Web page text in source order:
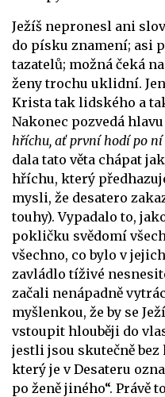
Ježíš nepronesl ani
do písku znamení; asi
tazatelů; možná čeká
ženy trochu uklidní.
Krista tak lidského a
Nakonec pozvedá
hříchu, ať první hodí po
dala tato věta chápat
hříchu, který
mysli, že desatero
touhy). Vypadalo to,
pokličku svědomí
všechno, co bylo v
zavládlo tíživé
začali nenápadně
myšlenkou, že by se
vstoupit hlouběji do
jestli jsou skutečně
který je v Desateru
po ženě jiného“. Právě